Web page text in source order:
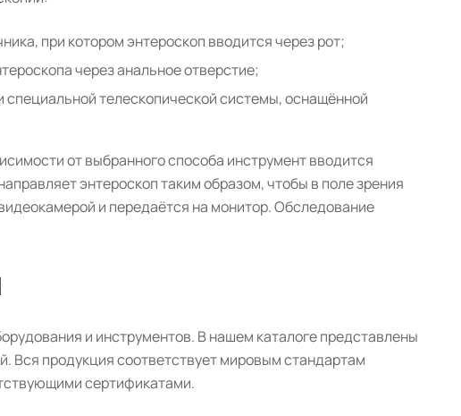
при котором энтероскоп вводится через рот;
через анальное отверстие;
специальной телескопической системы, оснащённой
от выбранного способа инструмент вводится
энтероскоп таким образом, чтобы в поле зрения
и передаётся на монитор. Обследование
и инструментов. В нашем каталоге представлены
Вся продукция соответствует мировым стандартам
сертификатами.